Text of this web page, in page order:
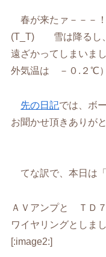
春が来たァ－－
(T_T) 雪は降るし
遠ざかってしま
外気温は －０.２
先の日記では、ボ
お聞かせ頂きあり
てな訳で、本日は
ＡＶアンプと ＴＤ
ワイヤリングとしまし
[:image2:]